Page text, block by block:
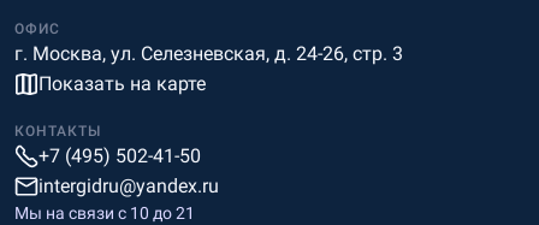
ОФИС
г. Москва, ул. Селезневская, д. 24-26, стр. 3
Показать на карте
КОНТАКТЫ
+7 (495) 502-41-50
intergidru@yandex.ru
Мы на связи c 10 до 21